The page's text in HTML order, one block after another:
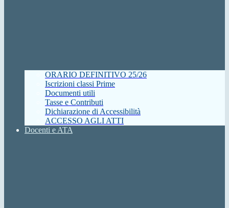
ORARIO DEFINITIVO 25/26
Iscrizioni classi Prime
Documenti utili
Tasse e Contributi
Dichiarazione di Accessibilità
ACCESSO AGLI ATTI
Docenti e ATA